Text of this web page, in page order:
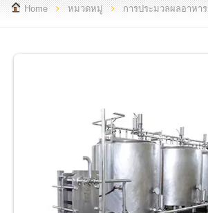
Home หมวดหมู่ การประมวลผลอาหาร